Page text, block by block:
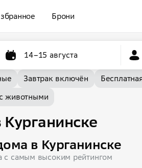
Брони
14–15 августа
Завтрак включён
животными
в Курганинске
с самым высоким рейтингом